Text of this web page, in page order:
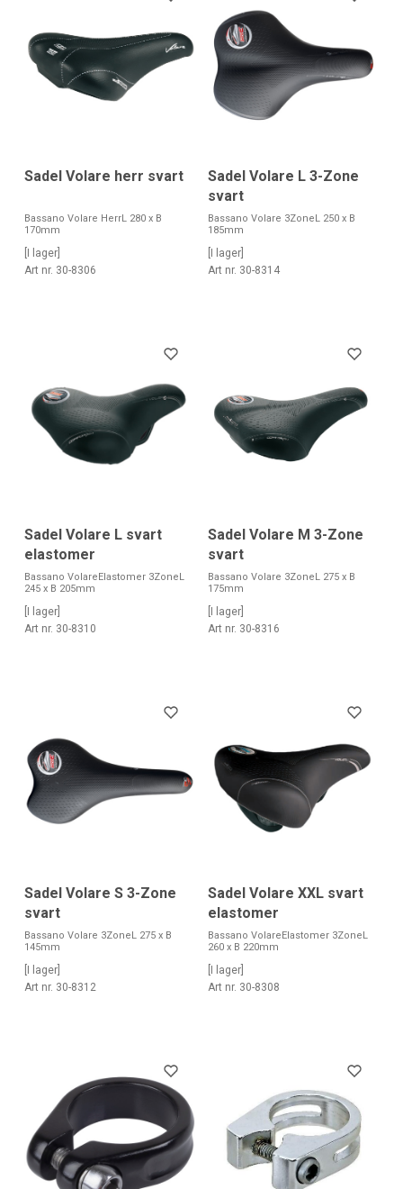
Sadel Volare herr svart
Bassano Volare HerrL 280 x B
170mm
[I lager]
Art nr. 30-8306
Sadel Volare L 3-Zone
svart
Bassano Volare 3ZoneL 250 x B
185mm
[I lager]
Art nr. 30-8314
Sadel Volare L svart
elastomer
Bassano VolareElastomer 3ZoneL
245 x B 205mm
[I lager]
Art nr. 30-8310
Sadel Volare M 3-Zone
svart
Bassano Volare 3ZoneL 275 x B
175mm
[I lager]
Art nr. 30-8316
Sadel Volare S 3-Zone
svart
Bassano Volare 3ZoneL 275 x B
145mm
[I lager]
Art nr. 30-8312
Sadel Volare XXL svart
elastomer
Bassano VolareElastomer 3ZoneL
260 x B 220mm
[I lager]
Art nr. 30-8308